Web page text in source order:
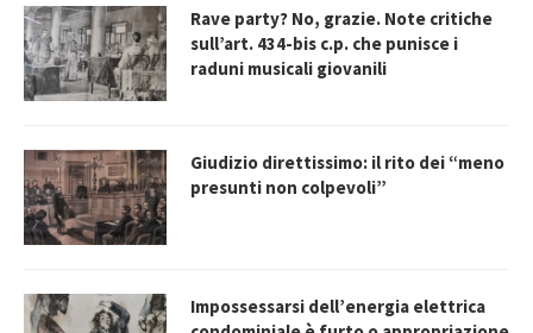
Rave party? No, grazie. Note critiche
sull’art. 434-bis c.p. che punisce i
raduni musicali giovanili
Giudizio direttissimo: il rito dei “meno
presunti non colpevoli”
Impossessarsi dell’energia elettrica